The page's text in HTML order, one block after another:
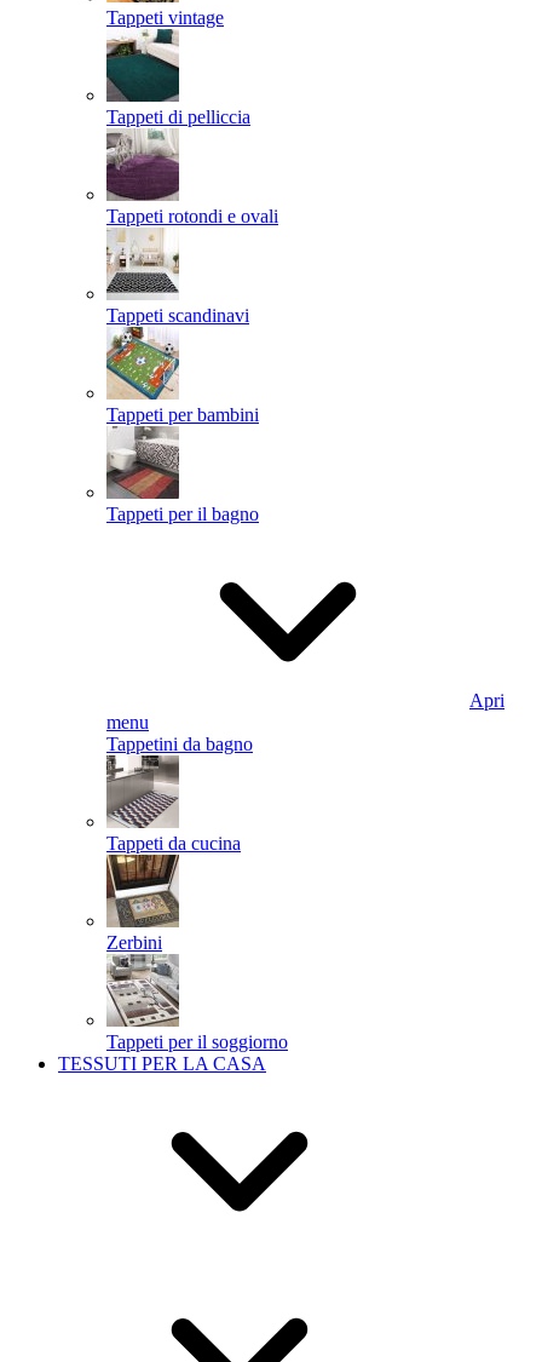
Tappeti vintage
Tappeti di pelliccia
Tappeti rotondi e ovali
Tappeti scandinavi
Tappeti per bambini
Tappeti per il bagno
Apri
menu
Tappetini da bagno
Tappeti da cucina
Zerbini
Tappeti per il soggiorno
TESSUTI PER LA CASA